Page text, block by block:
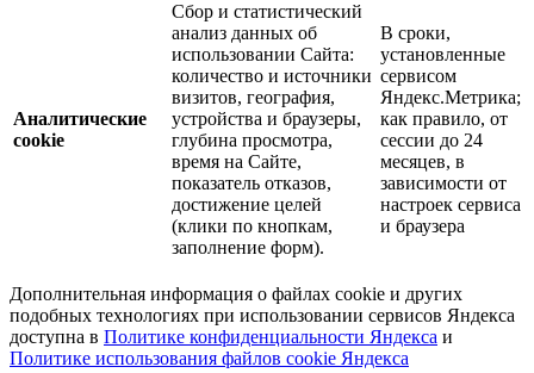
Аналитические
cookie
Сбор и статистический
анализ данных об
использовании Сайта:
количество и источники
визитов, география,
устройства и браузеры,
глубина просмотра,
время на Сайте,
показатель отказов,
достижение целей
(клики по кнопкам,
заполнение форм).
В сроки,
установленные
сервисом
Яндекс.Метрика;
как правило, от
сессии до 24
месяцев, в
зависимости от
настроек сервиса
и браузера
Дополнительная информация о файлах cookie и других
подобных технологиях при использовании сервисов Яндекса
доступна в Политике конфиденциальности Яндекса и
Политике использования файлов cookie Яндекса